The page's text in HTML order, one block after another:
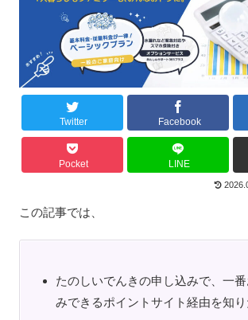
Twitter Facebook
Pocket LINE
この記事では、
たのしいでんきの申し込みで、一
みできるポイントサイト経由を知